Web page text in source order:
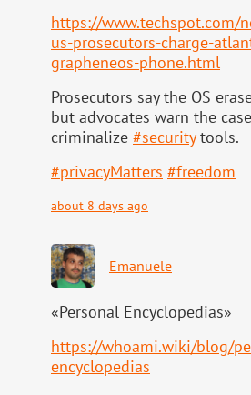
https://www.techspot.com/
us-prosecutors-charge-
grapheneos-phone.html
Prosecutors say the OS
but advocates warn the
criminalize #securitytools.
#privacyMatters #freedom
about 8 days ago
Emanuele
«Personal Encyclopedias»
https://whoami.wiki/blog/
encyclopedias